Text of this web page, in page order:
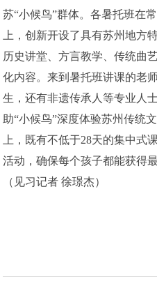
苏“小候鸟”群体。各暑托班在
上，创新开设了具有苏州地方
历史讲堂、方言教学、传统曲
化内容。来到暑托班讲课的老
生，还有非遗传承人等专业人
助“小候鸟”深度体验苏州传统
上，既有不低于28天的集中式
活动，确保每个孩子都能获得
（见习记者 徐璟杰）